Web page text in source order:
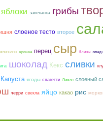
яблоки запеканка грибы
слоеное тесто второе
крошка перец сыр блины
шоколад Кекс сливки
Капуста ягоды спагетти Лимон слоеный
черри свекла яйцо какао рис